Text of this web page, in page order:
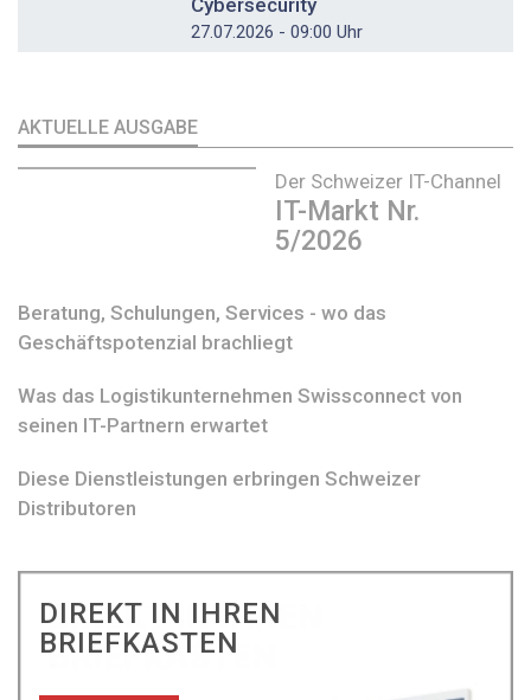
27.07.2026 - 09:00 Uhr
AKTUELLE AUSGABE
Der Schweizer IT-Channel
IT-Markt Nr.
5/2026
Beratung, Schulungen, Services - wo das
Geschäftspotenzial brachliegt
Was das Logistikunternehmen Swissconnect von
seinen IT-Partnern erwartet
Diese Dienstleistungen erbringen Schweizer
Distributoren
DIREKT IN IHREN
BRIEFKASTEN